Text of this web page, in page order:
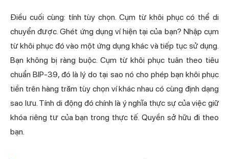
Điều cuối cùng: tính tùy chọn. Cụm từ khôi phục có thể di
chuyển được. Ghét ứng dụng ví hiện tại của bạn? Nhập cụm
từ khôi phục đó vào một ứng dụng khác và tiếp tục sử dụng.
Bạn không bị ràng buộc. Cụm từ khôi phục tuân theo tiêu
chuẩn BIP-39, đó là lý do tại sao nó cho phép bạn khôi phục
tiền trên hàng trăm tùy chọn ví khác nhau có cùng định dạng
sao lưu. Tính di động đó chính là ý nghĩa thực sự của việc giữ
khóa riêng tư của bạn trong thực tế. Quyền sở hữu đi theo
bạn.